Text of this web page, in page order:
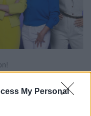
My Personal